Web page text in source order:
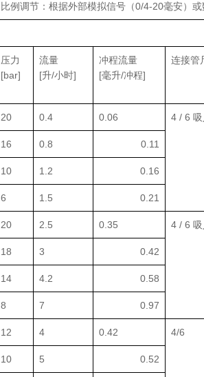
比例调节：根据外部模拟信号（0/4-20毫安）
压力
[bar]
流量
[升/小时]
冲程流量
[毫升/冲程]
连接管
20 0.4 0.06 4 / 6
16 0.8 0.11
10 1.2 0.16
6 1.5 0.21
20 2.5 0.35 4 / 6
18 3 0.42
14 4.2 0.58
8 7 0.97
12 4 0.42 4/6
10 5 0.52